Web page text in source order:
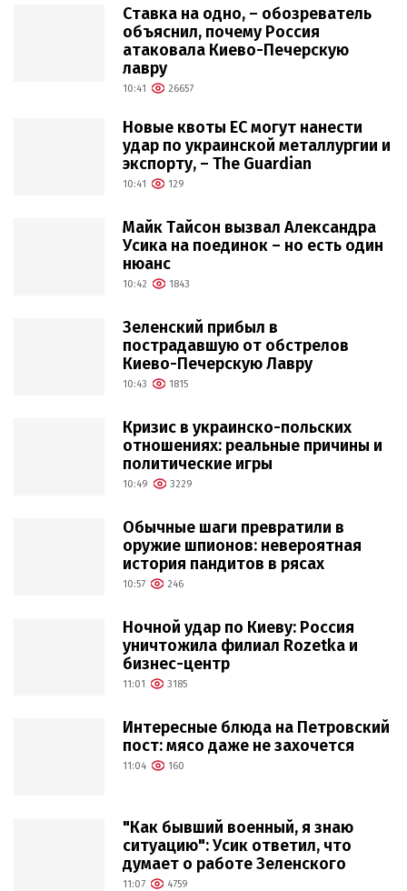
Ставка на одно, – обозреватель
объяснил, почему Россия
атаковала Киево-Печерскую
лавру
10:41 26657
Новые квоты ЕС могут нанести
удар по украинской металлургии и
экспорту, – The Guardian
10:41 129
Майк Тайсон вызвал Александра
Усика на поединок – но есть один
нюанс
10:42 1843
Зеленский прибыл в
пострадавшую от обстрелов
Киево-Печерскую Лавру
10:43 1815
Кризис в украинско-польских
отношениях: реальные причины и
политические игры
10:49 3229
Обычные шаги превратили в
оружие шпионов: невероятная
история пандитов в рясах
10:57 246
Ночной удар по Киеву: Россия
уничтожила филиал Rozetka и
бизнес-центр
11:01 3185
Интересные блюда на Петровский
пост: мясо даже не захочется
11:04 160
"Как бывший военный, я знаю
ситуацию": Усик ответил, что
думает о работе Зеленского
11:07 4759